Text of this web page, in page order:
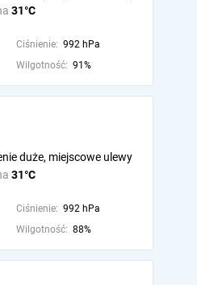
31°C
Ciśnienie: 992 hPa
Wilgotność: 91%
31°C
duże, miejscowe ulewy
Ciśnienie: 992 hPa
Wilgotność: 88%